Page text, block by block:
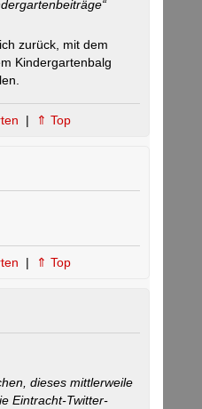
zurück, mit dem
Kindergartenbalg
| ⇑ Top
| ⇑ Top
dieses mittlerweile
Eintracht-Twitter-